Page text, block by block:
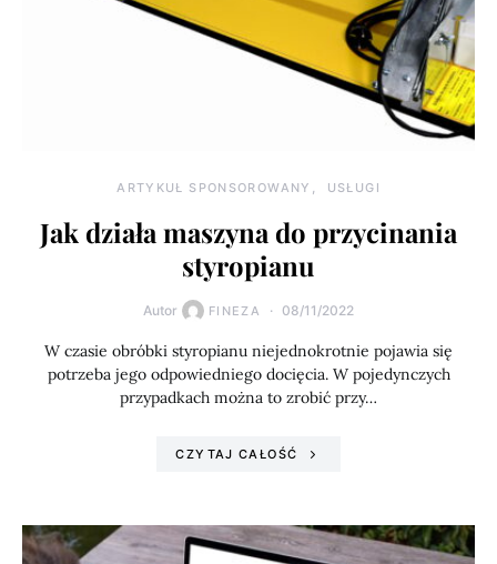
ARTYKUŁ SPONSOROWANY USŁUGI
Jak działa maszyna do przycinania
styropianu
Autor FINEZA 08/11/2022
W czasie obróbki styropianu niejednokrotnie pojawia się
potrzeba jego odpowiedniego docięcia. W pojedynczych
przypadkach można to zrobić przy…
CZYTAJ CAŁOŚĆ